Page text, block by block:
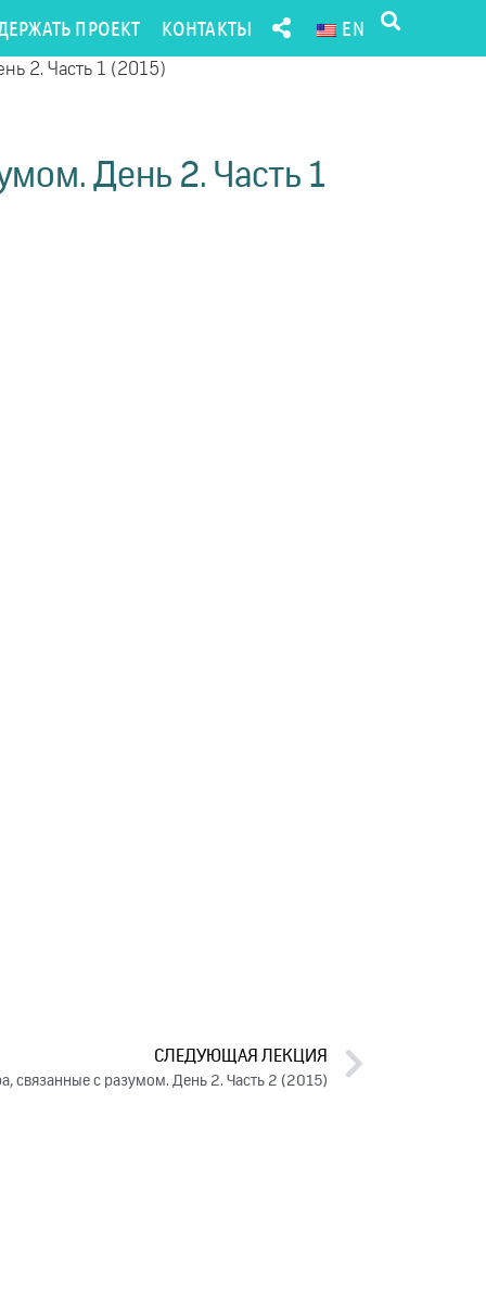
ПРОЕКТ КОНТАКТЫ EN
2. Часть 1 (2015)
День 2. Часть 1
СЛЕДУЮЩАЯ ЛЕКЦИЯ
связанные с разумом. День 2. Часть 2 (2015)